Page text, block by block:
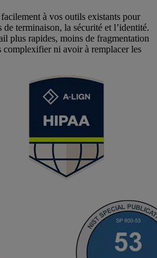
à vos outils existants pour
terminaison, la sécurité et l’identité.
plus rapides, moins de fragmentation
complexifier ni avoir à remplacer les